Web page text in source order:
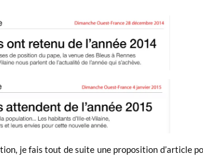
je fais tout de suite une proposition d’article